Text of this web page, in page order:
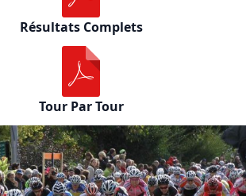
Résultats Complets
Tour Par Tour